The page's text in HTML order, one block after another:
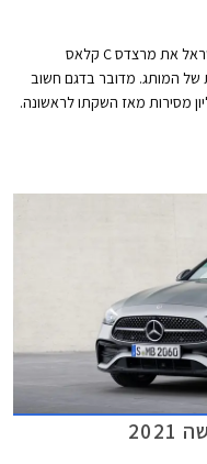
כלמוביל, יבואנית מרצדס לישראל, משיקה בישראל את מרצדס C קלאס
של המותג. מדובר בדגם חשוב
מרצדס אשר רשם יותר מ- 10 מיליון מסירות מאז השקתו לראשונה.